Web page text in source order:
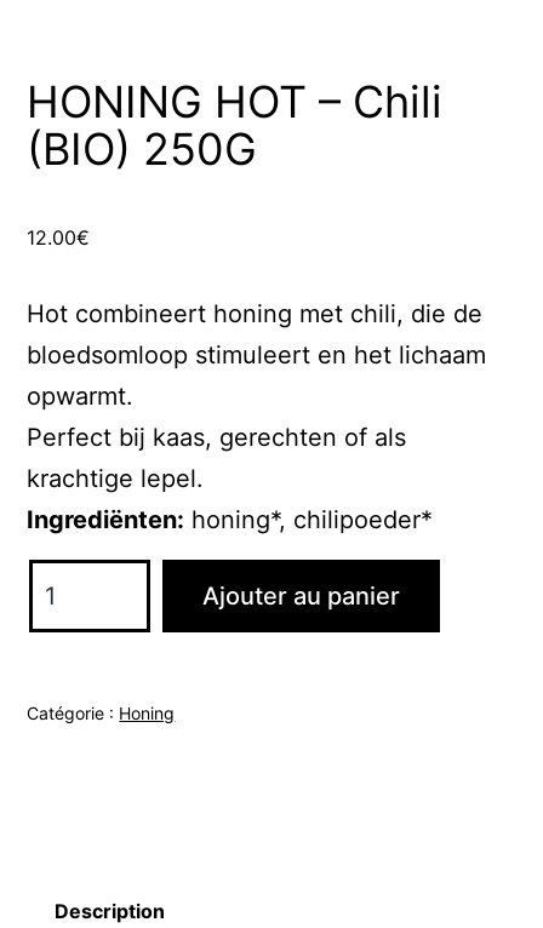
HONING HOT – Chili
(BIO) 250G
12.00€
Hot combineert honing met chili, die de
bloedsomloop stimuleert en het lichaam
opwarmt.
Perfect bij kaas, gerechten of als
krachtige lepel.
Ingrediënten: honing*, chilipoeder*
de
–
Ajouter au panier
Catégorie : Honing
Description